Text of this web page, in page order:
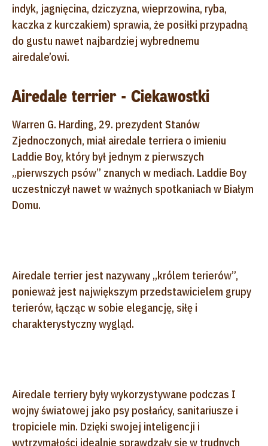
indyk, jagnięcina, dziczyzna, wieprzowina, ryba,
kaczka z kurczakiem) sprawia, że posiłki przypadną
do gustu nawet najbardziej wybrednemu
airedale’owi.
Airedale terrier - Ciekawostki
Warren G. Harding, 29. prezydent Stanów
Zjednoczonych, miał airedale terriera o imieniu
Laddie Boy, który był jednym z pierwszych
„pierwszych psów” znanych w mediach. Laddie Boy
uczestniczył nawet w ważnych spotkaniach w Białym
Domu.
Airedale terrier jest nazywany „królem terierów”,
ponieważ jest największym przedstawicielem grupy
terierów, łącząc w sobie elegancję, siłę i
charakterystyczny wygląd.
Airedale terriery były wykorzystywane podczas I
wojny światowej jako psy posłańcy, sanitariusze i
tropiciele min. Dzięki swojej inteligencji i
wytrzymałości idealnie sprawdzały się w trudnych